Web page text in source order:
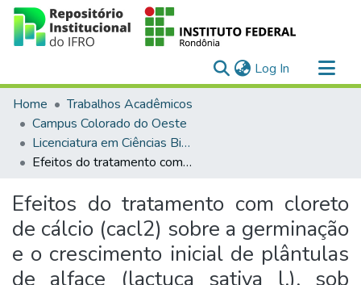
Log In (current)
Communities & Collections
All of DSpace
Statistics
Home
Trabalhos Acadêmicos
Campus Colorado do Oeste
Licenciatura em Ciências Biológicas
Efeitos do tratamento com cloreto de cálcio (cacl2) sobre a germinação e o crescimento inicial de plântulas de alface (lactuca sativa l.), sob estresse térmico
Efeitos do tratamento com cloreto
de cálcio (cacl2) sobre a germinação
e o crescimento inicial de plântulas
de alface (lactuca sativa l.), sob